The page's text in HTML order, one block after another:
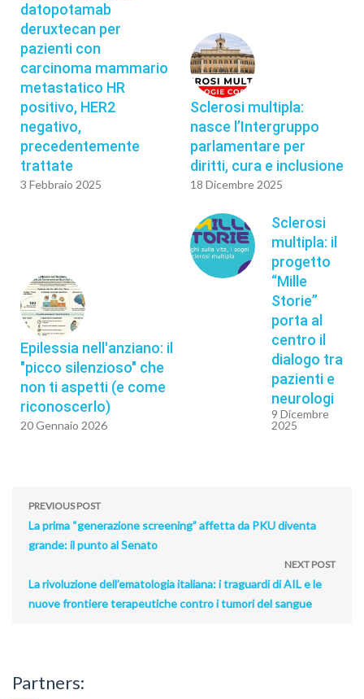
datopotamab
deruxtecan per
pazienti con
carcinoma mammario
metastatico HR
positivo, HER2
negativo,
precedentemente
trattate
3 Febbraio 2025
Sclerosi multipla:
nasce l’Intergruppo
parlamentare per
diritti, cura e inclusione
18 Dicembre 2025
Epilessia nell'anziano: il
"picco silenzioso" che
non ti aspetti (e come
riconoscerlo)
20 Gennaio 2026
Sclerosi
multipla: il
progetto
“Mille
Storie”
porta al
centro il
dialogo tra
pazienti e
neurologi
9 Dicembre
2025
PREVIOUS POST
La prima “generazione screening” affetta da PKU diventa
grande: il punto al Senato
NEXT POST
La rivoluzione dell’ematologia italiana: i traguardi di AIL e le
nuove frontiere terapeutiche contro i tumori del sangue
Partners: